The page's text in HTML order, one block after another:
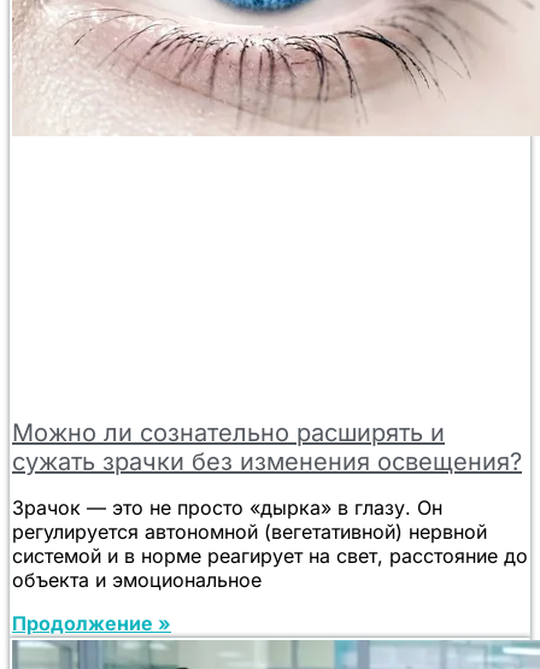
Можно ли сознательно расширять и
сужать зрачки без изменения освещения?
Зрачок — это не просто «дырка» в глазу. Он
регулируется автономной (вегетативной) нервной
системой и в норме реагирует на свет, расстояние до
объекта и эмоциональное
Продолжение »